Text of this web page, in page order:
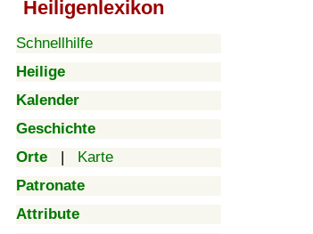
Heiligenlexikon
Schnellhilfe
Heilige
Kalender
Geschichte
Orte | Karte
Patronate
Attribute